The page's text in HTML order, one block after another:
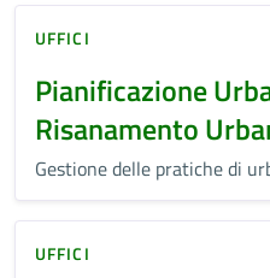
UFFICI
Pianificazione
Risanamento
Gestione delle pratiche di
UFFICI